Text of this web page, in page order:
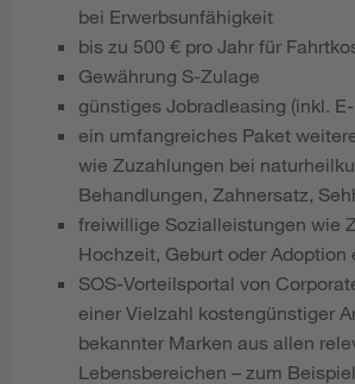
bei Erwerbsunfähigkeit
bis zu 500 € pro Jahr für
Gewährung S-Zulage
günstiges Jobradleasing (inkl.
ein umfangreiches Paket
wie Zuzahlungen bei
Behandlungen, Zahnersatz,
freiwillige Sozialleistungen wie
Hochzeit, Geburt oder Adoption
SOS-Vorteilsportal von
einer Vielzahl kostengünstiger
bekannter Marken aus allen
Lebensbereichen – zum